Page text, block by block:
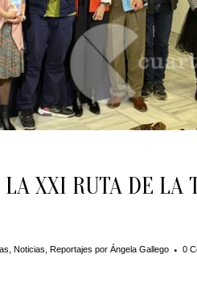
XXI RUTA DE LA
, Noticias, Reportajes por Ángela Gallego 0